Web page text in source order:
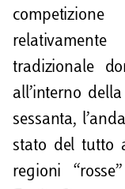
tradizionale
all’interno
sessanta,
stato del tutto
regioni